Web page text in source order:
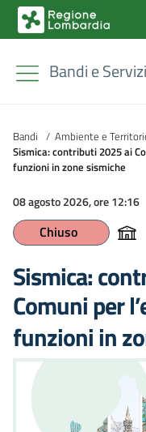
Bandi e Servizi
Bandi / Ambiente e
Sismica: contributi 2025 ai
funzioni in zone sismiche
08 agosto 2026, ore 12:16
Chiuso
Sismica:
Comuni per
funzioni in